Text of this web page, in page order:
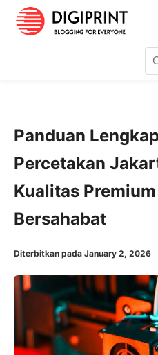
Panduan
Percetakan
Kualitas
Bersahabat
Diterbitkan pada January 2, 2026